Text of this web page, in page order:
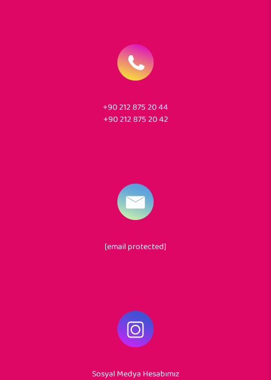
+90 212 875 20 44
+90 212 875 20 42
[email protected]
Sosyal Medya Hesabımız